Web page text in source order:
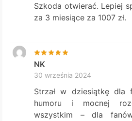
Szkoda otwierać. Lepiej
za 3 miesiące za 1007 zł.
NK
30 września 2024
Strzał w dziesiątkę dla
humoru i mocnej
wszystkim – dla